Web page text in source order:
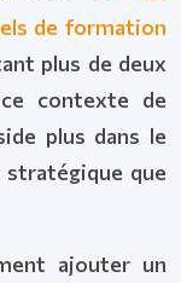
de formation
plus de deux
ce contexte de
plus dans le
stratégique que
ajouter un